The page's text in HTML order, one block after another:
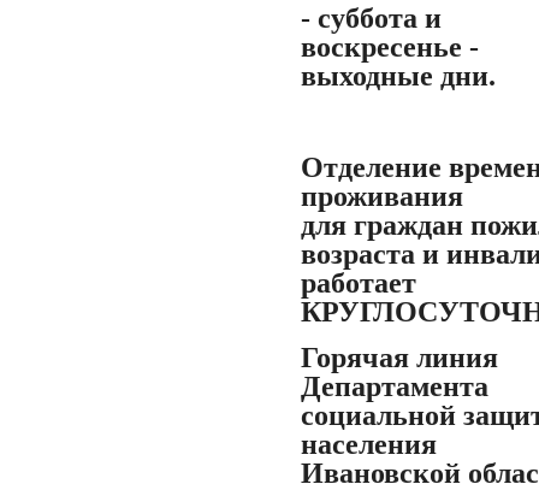
- суббота и
воскресенье -
выходные дни.
Отделение
проживания
для граждан
возраста и
работает
Горячая линия
Департамента
социальной
населения
Ивановской